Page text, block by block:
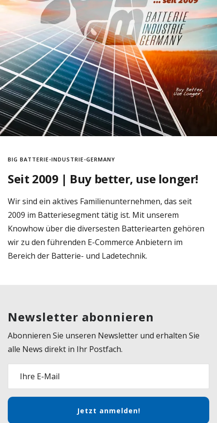
BIG BATTERIE-INDUSTRIE-GERMANY
Seit 2009 | Buy better, use longer!
Wir sind ein aktives Familienunternehmen, das seit
2009 im Batteriesegment tätig ist. Mit unserem
Knowhow über die diversesten Batteriearten gehören
wir zu den führenden E-Commerce Anbietern im
Bereich der Batterie- und Ladetechnik.
Newsletter abonnieren
Abonnieren Sie unseren Newsletter und erhalten Sie
alle News direkt in Ihr Postfach.
Ihre E-Mail
Jetzt anmelden!